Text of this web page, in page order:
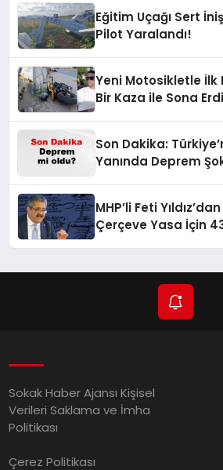
Eğitim Uçağı Sert
Pilot Yaralandı!
Yeni Motosikletle İlk
Bir Kaza ile Sona
Son Dakika:
Yanında Deprem
MHP’li Feti
Çerçeve Yasa İçin
Sokak Haber Ajansı Kişisel
Verileri Saklama ve İmha
Politikası
Çerez Politikası